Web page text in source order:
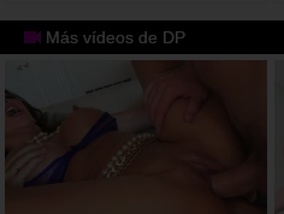
Más vídeos de DP